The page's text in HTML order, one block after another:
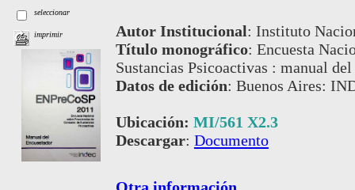
seleccionar
imprimir Autor Institucional: Instituto
Título monográfico: Encuesta
Sustancias Psicoactivas : manual
Datos de edición: Buenos Aires:
Ubicación: MI/561 X2.3
Descargar: Documento